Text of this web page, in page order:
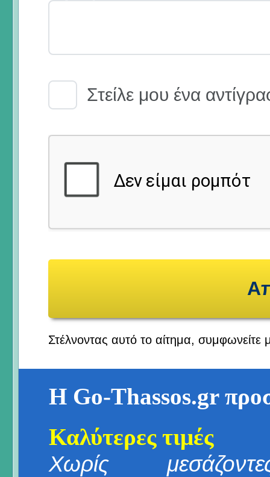
Email Receipt
Στείλε μου ένα
Στέλνοντας αυτό το αίτημα, συμφωνείτε
Η Go-Thassos.gr
Καλύτερες τιμές
Χωρίς